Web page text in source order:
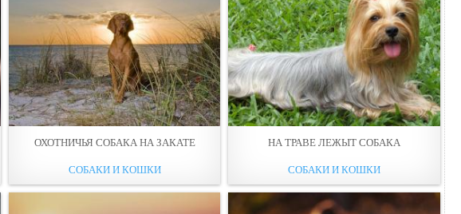
ОХОТНИЧЬЯ СОБАКА НА ЗАКАТЕ
СОБАКИ И КОШКИ
НА ТРАВЕ ЛЕЖЫТ СОБАКА
СОБАКИ И КОШКИ